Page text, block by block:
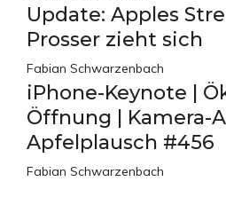
Update: Apples
Prosser zieht sich
Fabian Schwarzenbach
iPhone-Keynote |
Öffnung | Kamera-
Apfelplausch #456
Fabian Schwarzenbach